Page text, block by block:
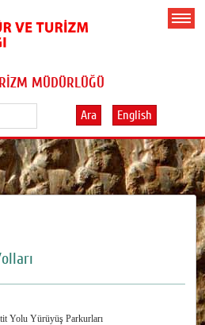
MÜDÜRLÜĞÜ
Ara English
Yolu Yürüyüş Parkurları